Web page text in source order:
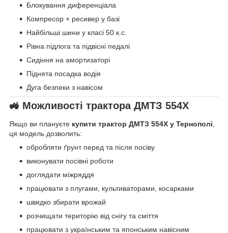
Блокування диференціала
Компресор + ресивер у базі
Найбільші шини у класі 50 к.с.
Рівна підлога та підвісні педалі
Сидіння на амортизаторі
Піднята посадка водія
Дуга безпеки з навісом
🚜 Можливості трактора ДМТЗ 554Х
Якщо ви плануєте купити трактор ДМТЗ 554Х у Тернополі
ця модель дозволить:
обробляти ґрунт перед та після посіву
виконувати посівні роботи
доглядати міжряддя
працювати з плугами, культиваторами, косарками
швидко збирати врожай
розчищати територію від снігу та сміття
працювати з українським та японським навісним